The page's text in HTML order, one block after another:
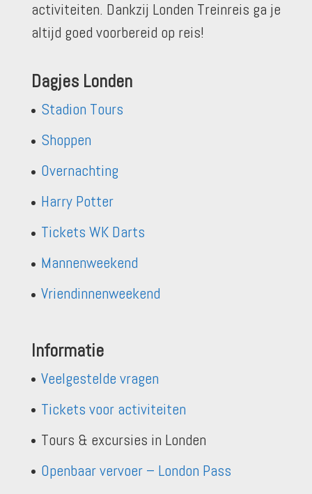
activiteiten. Dankzij Londen Treinreis ga je
altijd goed voorbereid op reis!
Dagjes Londen
Stadion Tours
Shoppen
Overnachting
Harry Potter
Tickets WK Darts
Mannenweekend
Vriendinnenweekend
Informatie
Veelgestelde vragen
Tickets voor activiteiten
Tours & excursies in Londen
Openbaar vervoer – London Pass